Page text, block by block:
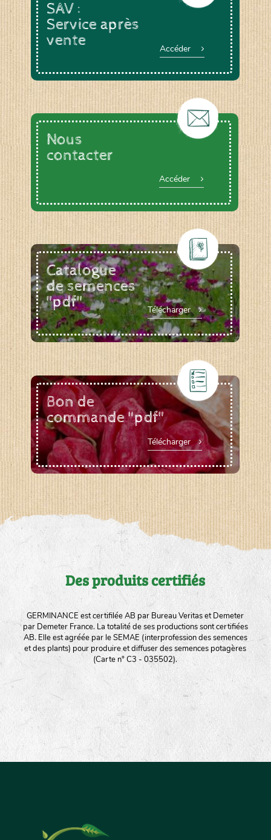
SAV :
Service après
vente
Accéder
Nous
contacter
Accéder
Catalogue
de semences
"pdf"
Télécharger
Bon de
commande "pdf"
Télécharger
Des produits certifiés
GERMINANCE est certifilée AB par Bureau Veritas et Demeter
par Demeter France. La totalité de ses productions sont certifiées
AB. Elle est agréée par le SEMAE (interprofession des semences
et des plants) pour produire et diffuser des semences potagères
(Carte n° C3 - 035502).